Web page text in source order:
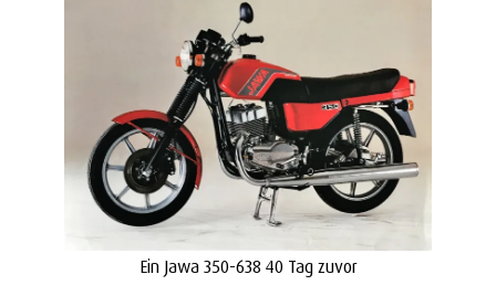
Ein Jawa 350-638 40 Tag zuvor